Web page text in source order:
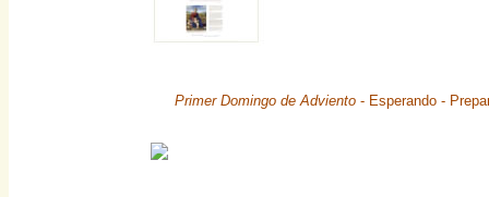
Primer Domingo de Adviento - Esperando -